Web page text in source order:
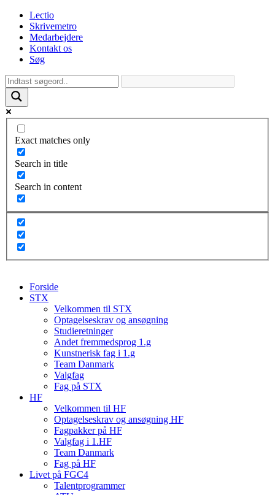
Lectio
Skrivemetro
Medarbejdere
Kontakt os
Søg
Exact matches only
Search in title
Search in content
Forside
STX
Velkommen til STX
Optagelseskrav og ansøgning
Studieretninger
Andet fremmedsprog 1.g
Kunstnerisk fag i 1.g
Team Danmark
Valgfag
Fag på STX
HF
Velkommen til HF
Optagelseskrav og ansøgning HF
Fagpakker på HF
Valgfag i 1.HF
Team Danmark
Fag på HF
Livet på FGC4
Talentprogrammer